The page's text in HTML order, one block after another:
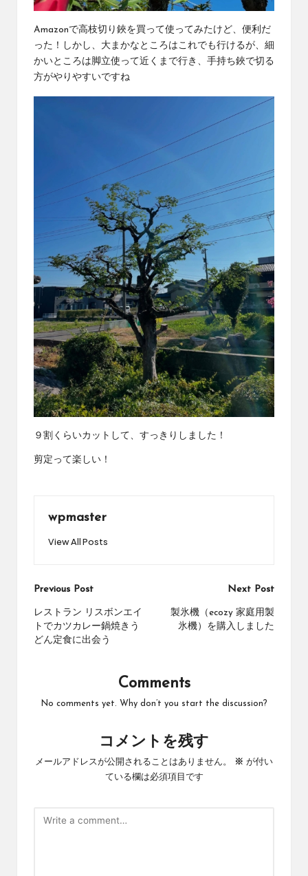
Amazonで高枝切り鋏を買って使ってみたけど、便利だ
った！しかし、大まかなところはこれでも行けるが、細
かいところは脚立使って近くまで行き、手持ち鋏で切る
方がやりやすいですね
９割くらいカットして、すっきりしました！
剪定って楽しい！
wpmaster
View All Posts
Post
navigation
Previous Post
レストラン リスボンエイ
トでカツカレー鍋焼きう
どん定食に出会う
Next Post
製氷機（ecozy 家庭用製
氷機）を購入しました
Comments
No comments yet. Why don’t you start the discussion?
コメントを残す
メールアドレスが公開されることはありません。 ※ が付い
ている欄は必須項目です